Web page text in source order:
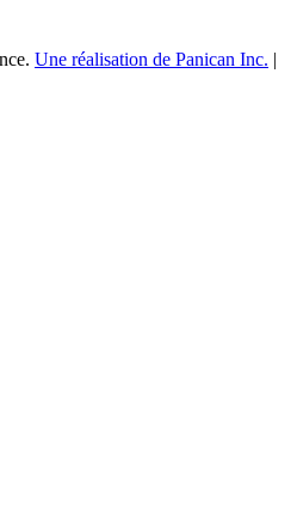
Une réalisation de Panican Inc. |